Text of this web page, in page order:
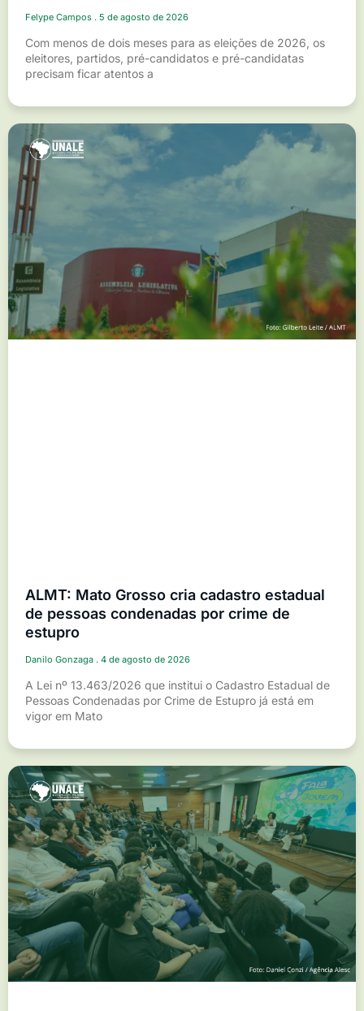
Felype Campos 5 de agosto de 2026
Com menos de dois meses para as eleições de 2026, os
eleitores, partidos, pré-candidatos e pré-candidatas
precisam ficar atentos a
ALMT: Mato Grosso cria cadastro estadual
de pessoas condenadas por crime de
estupro
Danilo Gonzaga 4 de agosto de 2026
A Lei nº 13.463/2026 que institui o Cadastro Estadual de
Pessoas Condenadas por Crime de Estupro já está em
vigor em Mato